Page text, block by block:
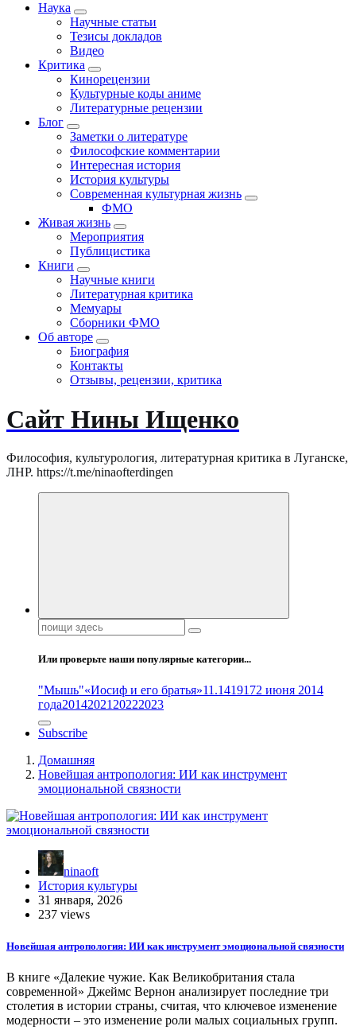
Наука
Научные статьи
Тезисы докладов
Видео
Критика
Кинорецензии
Культурные коды аниме
Литературные рецензии
Блог
Заметки о литературе
Философские комментарии
Интересная история
История культуры
Современная культурная жизнь
ФМО
Живая жизнь
Мероприятия
Публицистика
Книги
Научные книги
Литературная критика
Мемуары
Сборники ФМО
Об авторе
Биография
Контакты
Отзывы, рецензии, критика
Сайт Нины Ищенко
Философия, культурология, литературная критика в Луганске,
ЛНР. https://t.me/ninaofterdingen
Поиск:
Или проверьте наши популярные категории...
"Мышь"«Иосиф и его братья»11.1419172 июня 2014
года2014202120222023
Subscribe
Домашняя
Новейшая антропология: ИИ как инструмент
эмоциональной связности
ninaoft
История культуры
31 января, 2026
237 views
Новейшая антропология: ИИ как инструмент эмоциональной связности
В книге «Далекие чужие. Как Великобритания стала
современной» Джеймс Вернон анализирует последние три
столетия в истории страны, считая, что ключевое изменение
модерности – это изменение роли малых социальных групп.